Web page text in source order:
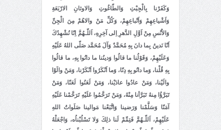
وَكَفَرْنا بِالْجِبْتِ وَالطّاغُوتِ وَالاوثانِ الارْبَعَةِ
وَاَشْياعِهِمْ وَاَتْباعِهِمْ، وَكُلِّ مَنْ والاهُمْ مِنَ الْجِنِّ
وَالاْنْسِ مِنْ اَوَّلِ الدَّهرِ اِلى آخِرِهِ، اَللّـهُمَّ اِنّا نُشْهِدُكَ
اَنّا نَدينُ بِما دانَ بِهِ مُحَمَّدٌ وَآلَ مُحَمَّد صَلّى اللهُ عَلَيْهِ
وَعَلَيْهِمْ، وَقَوْلُنا ما قالُوا وَدينُنا ما دانُوا بِهِ، ما قالُوا
بِهِ قُلْنا، وَما دانُو بِهِ دِنّا، وَما اَنْكَرُوا اَنْكَرْنا، وَمَنْ والَوْا
والَيْنا، وَمَنْ عادُوا عادَيْنا، وَمَنْ لَعَنُوا لَعَنّا، وَمَنْ
تَبَرَّؤُا مِنهُ تَبَرَّأنا مِنْهُ، وَمَنْ تَرَحَّمُوا عَلَيْهِ تَرَحَّمْنا عَلَيْهِ
آمَنّا وَسَلَّمْنا وَرَضينا وَاتَّبَعْنا مَوالينا صَلَواتُ اللهِ
عَلَيْهِمْ، اَللّـهُمَّ فَتِمِّمْ لَنا ذلِكَ وَلا تَسْلُبْناُه، وَاجْعَلْهُ